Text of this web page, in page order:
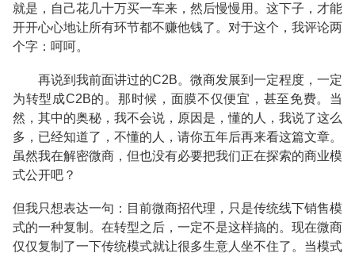
就是，自己花几十万买一车来，然后慢慢用。这下子，才能
开开心心地让所有环节都不赚他钱了。对于这个，我评论两
个字：呵呵。
再说到我前面讲过的C2B。微商发展到一定程度，一定
为转型成C2B的。那时候，面膜不仅便宜，甚至免费。当
然，其中的奥秘，我不会说，原因是，懂的人，我说了这么
多，已经知道了，不懂的人，请你五年后再来看这篇文章。
虽然我在解密微商，但也没有必要把我们正在探索的商业模
式公开吧？
但我只想表达一句：目前微商招代理，只是传统线下销售模
式的一种复制。在转型之后，一定不是这样搞的。现在微商
仅仅复制了一下传统模式就让很多生意人坐不住了。当模式